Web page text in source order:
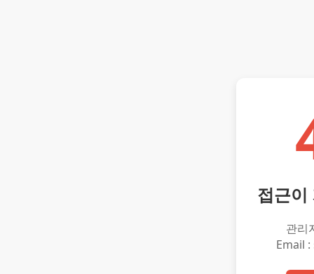
접근이
관리
Email